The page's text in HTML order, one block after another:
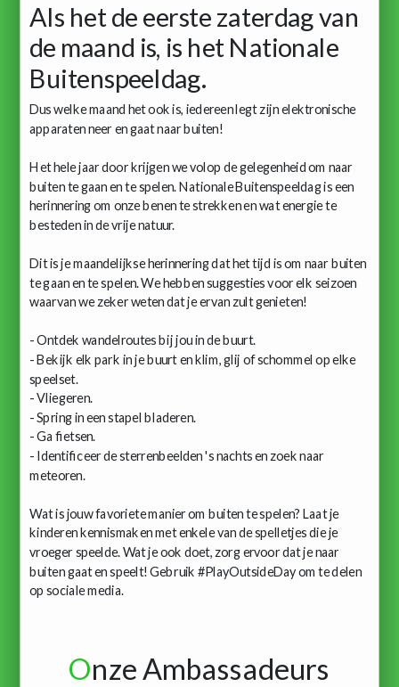
Als het de eerste zaterdag van
de maand is, is het Nationale
Buitenspeeldag.
Dus welke maand het ook is, iedereen legt zijn elektronische
apparaten neer en gaat naar buiten!
Het hele jaar door krijgen we volop de gelegenheid om naar
buiten te gaan en te spelen. Nationale Buitenspeeldag is een
herinnering om onze benen te strekken en wat energie te
besteden in de vrije natuur.
Dit is je maandelijkse herinnering dat het tijd is om naar buiten
te gaan en te spelen. We hebben suggesties voor elk seizoen
waarvan we zeker weten dat je ervan zult genieten!
- Ontdek wandelroutes bij jou in de buurt.
- Bekijk elk park in je buurt en klim, glij of schommel op elke
speelset.
- Vliegeren.
- Spring in een stapel bladeren.
- Ga fietsen.
- Identificeer de sterrenbeelden 's nachts en zoek naar
meteoren.
Wat is jouw favoriete manier om buiten te spelen? Laat je
kinderen kennismaken met enkele van de spelletjes die je
vroeger speelde. Wat je ook doet, zorg ervoor dat je naar
buiten gaat en speelt! Gebruik #PlayOutsideDay om te delen
op sociale media.
Onze Ambassadeurs